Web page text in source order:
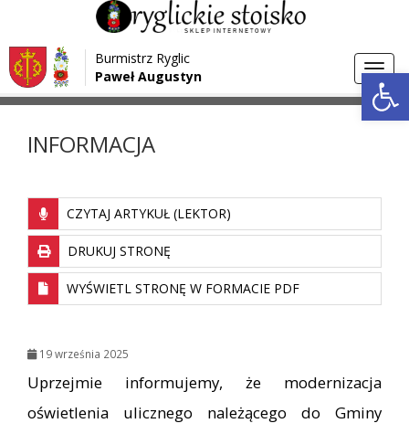
Przejdź do menu
Przejdź do głównej treści strony
Przejdź do stopki strony
Burmistrz Ryglic
Paweł Augustyn
Strona główna > Aktualności
INFORMACJA
CZYTAJ ARTYKUŁ (LEKTOR)
DRUKUJ STRONĘ
WYŚWIETL STRONĘ W FORMACIE PDF
19 września 2025
Uprzejmie informujemy, że modernizacja
oświetlenia ulicznego należącego do Gminy